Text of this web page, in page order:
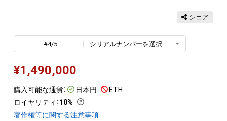
シェア
#4/5 シリアルナンバーを選択
¥1,490,000
購入可能な通貨： 日本円
ETH
ロイヤリティ ：10%
著作権等に関する注意事項